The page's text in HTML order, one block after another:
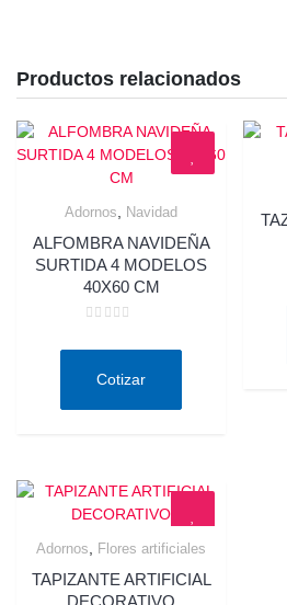
Productos relacionados
Adornos, Navidad
ALFOMBRA NAVIDEÑA
SURTIDA 4 MODELOS
40X60 CM
deCotizar
Adornos Flores artificiales
TAPIZANTE ARTIFICIAL
DECORATIVO